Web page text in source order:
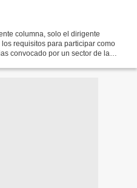
columna, solo el dirigente
requisitos para participar como
convocado por un sector de la